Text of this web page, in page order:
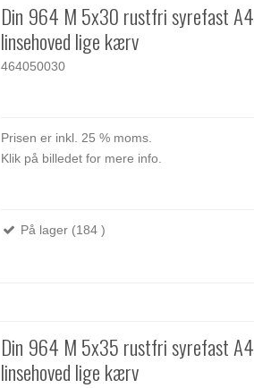
Din 964 M 5x30 rustfri syrefast A4
linsehoved lige kærv
464050030
Prisen er inkl. 25 % moms.
Klik på billedet for mere info.
På lager (184 )
Din 964 M 5x35 rustfri syrefast A4
linsehoved lige kærv